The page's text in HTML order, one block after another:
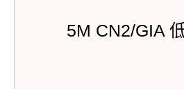
5M CN2/GIA